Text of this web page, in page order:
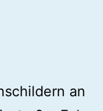
an